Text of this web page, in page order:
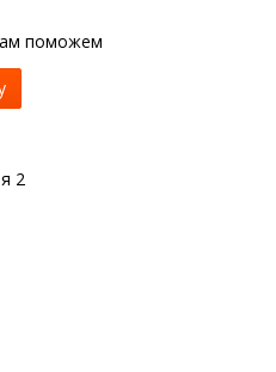
поможем
2